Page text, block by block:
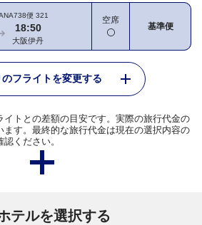
便 321
18:50
大阪伊丹
空席
基準便
のフライトを変更する
イトとの差額の目安です。実際の旅行代金の
ます。最終的な旅行代金は現在の選択内容の
ください。
テルを選択する